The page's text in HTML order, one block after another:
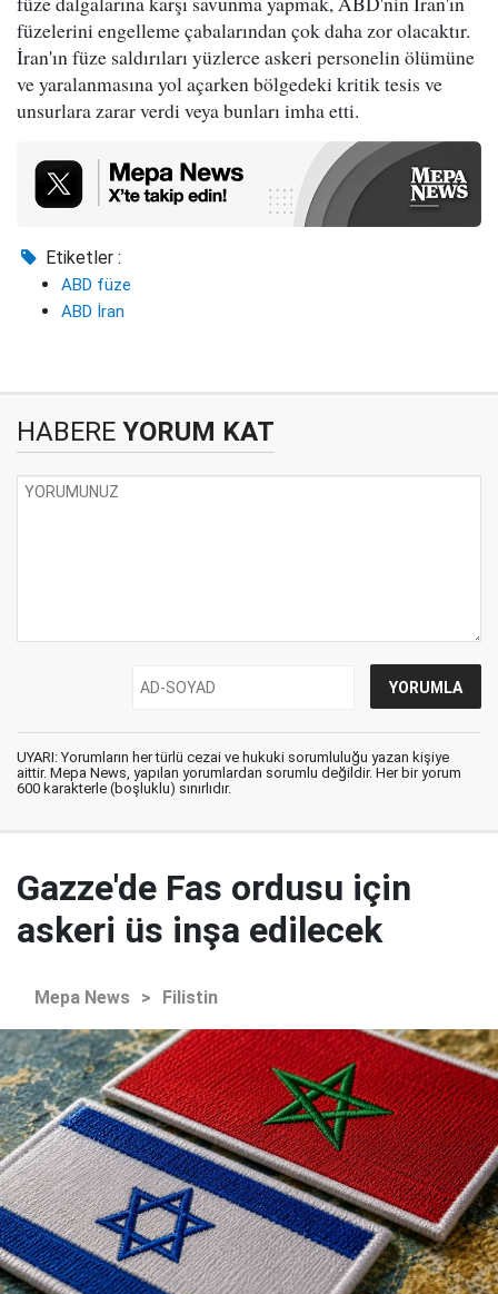
füzelerini engelleme çabalarından çok daha zor olacaktır.
İran'ın füze saldırıları yüzlerce askeri personelin ölümüne
ve yaralanmasına yol açarken bölgedeki kritik tesis ve
unsurlara zarar verdi veya bunları imha etti.
Etiketler :
ABD füze
ABD İran
HABERE YORUM KAT
UYARI: Yorumların her türlü cezai ve hukuki sorumluluğu yazan kişiye
aittir. Mepa News, yapılan yorumlardan sorumlu değildir. Her bir yorum
600 karakterle (boşluklu) sınırlıdır.
Gazze'de Fas ordusu için
askeri üs inşa edilecek
Mepa News > Filistin